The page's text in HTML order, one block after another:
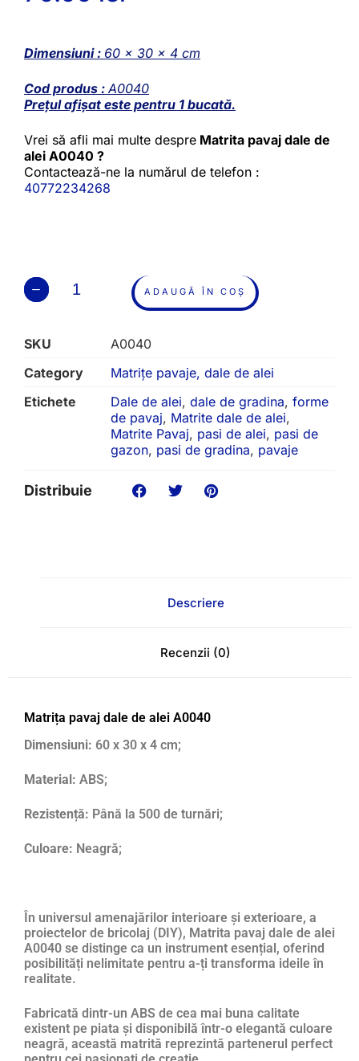
Dimensiuni : 60 x 30 x 4 cm
Cod produs : A0040
Prețul afișat este pentru 1 bucată.
Vrei să afli mai multe despre Matrita pavaj dale de
alei A0040 ?
Contactează-ne la numărul de telefon :
40772234268
ADAUGĂ ÎN COȘ
SKU
A0040
Category
Matrițe pavaje, dale de alei
Etichete
Dale de alei, dale de gradina, forme
de pavaj, Matrite dale de alei,
Matrite Pavaj, pasi de alei, pasi de
gazon, pasi de gradina, pavaje
Distribuie
Descriere
Recenzii (0)
Matrița pavaj dale de alei A0040
Dimensiuni: 60 x 30 x 4 cm;
Material: ABS;
Rezistență: Până la 500 de turnări;
Culoare: Neagră;
În universul amenajărilor interioare și exterioare, a
proiectelor de bricolaj (DIY), Matrita pavaj dale de alei
A0040 se distinge ca un instrument esențial, oferind
posibilități nelimitate pentru a-ți transforma ideile în
realitate.
Fabricată dintr-un ABS de cea mai buna calitate
existent pe piata și disponibilă într-o elegantă culoare
neagră, această matrită reprezintă partenerul perfect